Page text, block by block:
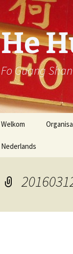
He
Fo Guang
Welkom
He Hua
Hua
Nederlands
English